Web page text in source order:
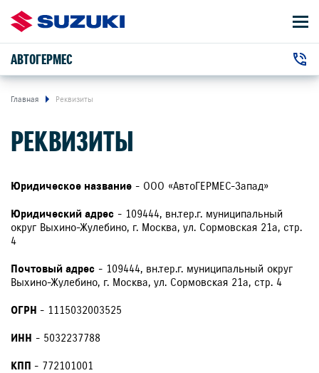
АВТОГЕРМЕС
г. Москва, МКАД, 44-й километр , 1
г. Москва, шоссе Энтузиастов , 59
АВТОМОБИЛИ
ВЛАДЕЛЬЦАМ
О КОМПАНИИ
НОВОСТИ
ЗАКАЗАТЬ ЗВОНОК
Главная Реквизиты
РЕКВИЗИТЫ
Юридическое название - ООО «АвтоГЕРМЕС-Запад»
Юридический адрес - 109444, вн.тер.г. муниципальный
округ Выхино-Жулебино, г. Москва, ул. Сормовская 21а, стр.
4
Почтовый адрес - 109444, вн.тер.г. муниципальный округ
Выхино-Жулебино, г. Москва, ул. Сормовская 21а, стр. 4
ОГРН - 1115032003525
ИНН - 5032237788
КПП - 772101001